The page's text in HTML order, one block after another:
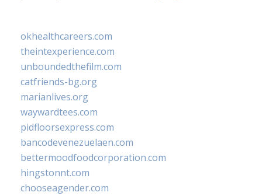
okhealthcareers.com
theintexperience.com
unboundedthefilm.com
catfriends-bg.org
marianlives.org
waywardtees.com
pidfloorsexpress.com
bancodevenezuelaen.com
bettermoodfoodcorporation.com
hingstonnt.com
chooseagender.com